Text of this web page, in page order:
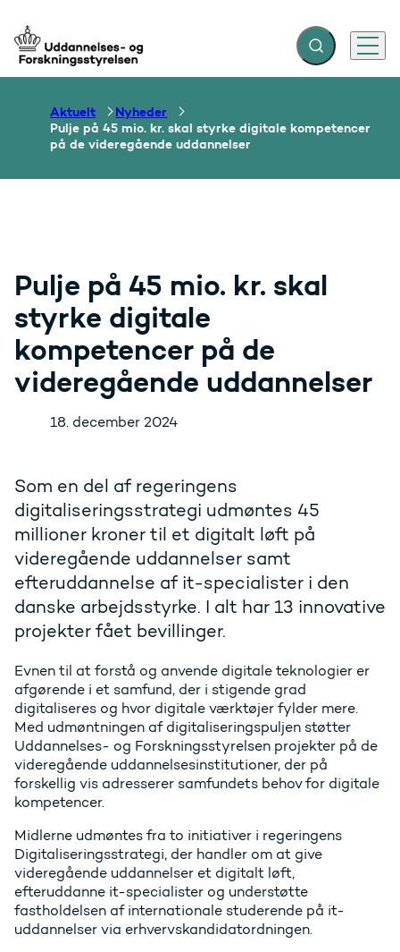
Gå til forsiden Fold søgefelt ud
Menu
Aktuelt
Nyheder
Pulje på 45 mio. kr. skal styrke digitale kompetencer
på de videregående uddannelser
Pulje på 45 mio. kr. skal
styrke digitale
kompetencer på de
videregående uddannelser
18. december 2024
Som en del af regeringens
digitaliseringsstrategi udmøntes 45
millioner kroner til et digitalt løft på
videregående uddannelser samt
efteruddannelse af it-specialister i den
danske arbejdsstyrke. I alt har 13 innovative
projekter fået bevillinger.
Evnen til at forstå og anvende digitale teknologier er
afgørende i et samfund, der i stigende grad
digitaliseres og hvor digitale værktøjer fylder mere.
Med udmøntningen af digitaliseringspuljen støtter
Uddannelses- og Forskningsstyrelsen projekter på de
videregående uddannelsesinstitutioner, der på
forskellig vis adresserer samfundets behov for digitale
kompetencer.
Midlerne udmøntes fra to initiativer i regeringens
Digitaliseringsstrategi, der handler om at give
videregående uddannelser et digitalt løft,
efteruddanne it-specialister og understøtte
fastholdelsen af internationale studerende på it-
uddannelser via erhvervskandidatordningen.